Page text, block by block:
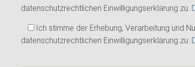
datenschutzrechtlichen Einwilligungserklärung zu.
Ich stimme der Erhebung, Verarbeitung und
datenschutzrechtlichen Einwilligungserklärung zu.